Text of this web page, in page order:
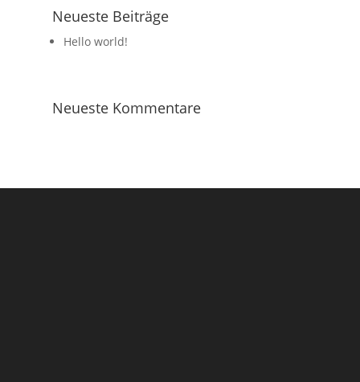
Neueste Beiträge
Hello world!
Neueste Kommentare